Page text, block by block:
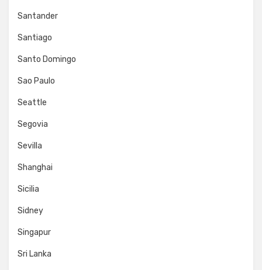
Santander
Santiago
Santo Domingo
Sao Paulo
Seattle
Segovia
Sevilla
Shanghai
Sicilia
Sidney
Singapur
Sri Lanka